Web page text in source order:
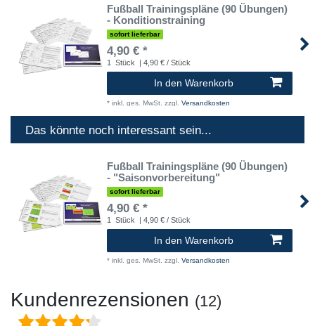
Fußball Trainingspläne (90 Übungen)
- Konditionstraining
sofort lieferbar
4,90 € *
1 Stück | 4,90 € / Stück
In den Warenkorb
* inkl. ges. MwSt. zzgl. Versandkosten
Das könnte noch interessant sein...
Fußball Trainingspläne (90 Übungen)
- "Saisonvorbereitung"
sofort lieferbar
4,90 € *
1 Stück | 4,90 € / Stück
In den Warenkorb
* inkl. ges. MwSt. zzgl. Versandkosten
Kundenrezensionen (12)